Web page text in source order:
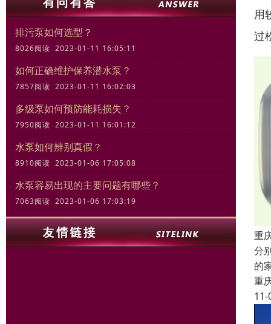
排污泵如何选型？
8026阅读 2023-01-11 16:05:11
如何正确维护保养潜水泵？
7857阅读 2023-01-11 16:02:03
多级泵如何预防能耗损失？
7950阅读 2023-01-11 16:01:12
水泵如何辨别真假？
8910阅读 2023-01-06 17:05:08
水泵容易出现的主要问题有哪些？
7063阅读 2023-01-06 17:03:19
用
过
重
分
的
重
11-